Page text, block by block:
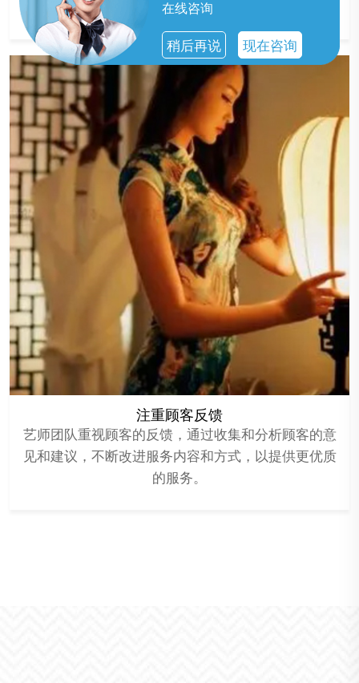
在线咨询
稍后再说 现在咨询
的服务。
注重顾客反馈
艺师团队重视顾客的反馈，通过收集和分析顾客的意
见和建议，不断改进服务内容和方式，以提供更优质
的服务。